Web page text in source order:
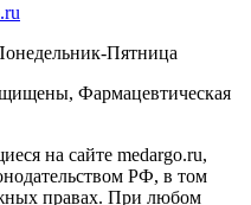
Пятница
Фармацевтическая
на сайте medargo.ru,
РФ, в том
правах. При любом